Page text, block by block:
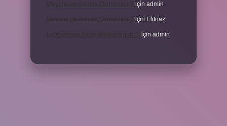
için admin
için Elifnaz
için admin